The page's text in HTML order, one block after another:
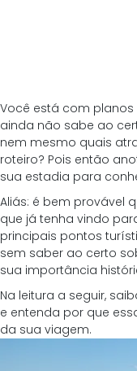
Você está com
ainda não sabe ao
nem mesmo quais
roteiro? Pois então
sua estadia para
Aliás: é bem provável
que já tenha vindo
principais pontos
sem saber ao certo
sua importância
Na leitura a seguir,
e entenda por que
da sua viagem.